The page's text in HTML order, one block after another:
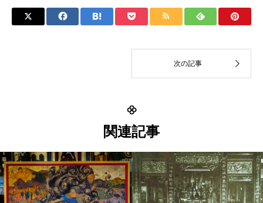
関連記事